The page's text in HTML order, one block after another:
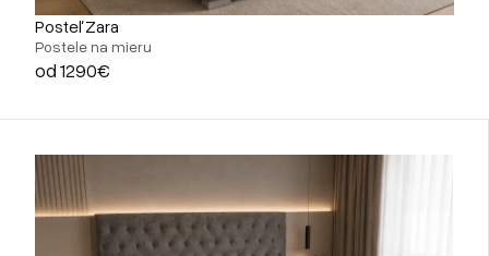
Posteľ Zara
Postele na mieru
od 1290€